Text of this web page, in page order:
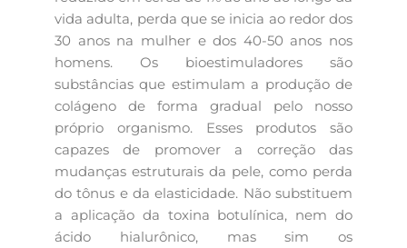
vida adulta, perda que se inicia ao redor dos
30 anos na mulher e dos 40-50 anos nos
homens. Os bioestimuladores são
substâncias que estimulam a produção de
colágeno de forma gradual pelo nosso
próprio organismo. Esses produtos são
capazes de promover a correção das
mudanças estruturais da pele, como perda
do tônus e da elasticidade. Não substituem
a aplicação da toxina botulínica, nem do
ácido hialurônico, mas sim os